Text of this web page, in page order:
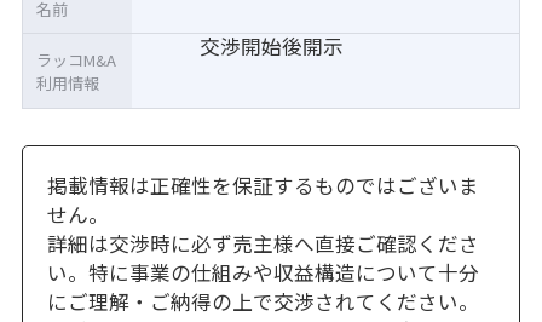
交渉開始後開示
名前
ラッコM&A
利用情報
掲載情報は正確性を保証するものではございま
せん。
詳細は交渉時に必ず売主様へ直接ご確認くださ
い。特に事業の仕組みや収益構造について十分
にご理解・ご納得の上で交渉されてください。